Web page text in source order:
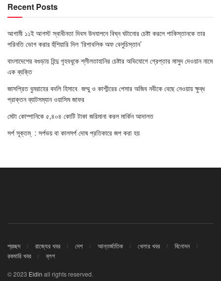
Recent Posts
আগামী ১১ই আগস্ট স্বাধীনতা দিবস উদযাপনে বিঘ্ন ঘটানোর চেষ্টা করলে পাকিস্তানকে তার
পরিনতি ভোগ করার হুঁশিয়ারি দিল ‘রিপাবলিক অফ বেলুচিস্তান’
বাংলাদেশের বগুড়ায় হিন্দু গৃহবধূকে শ্লীলতাহানির চেষ্টার অভিযোগে গ্রেপ্তার মাসুদ দেওয়ান নামে
এক ব্যক্তি
জাসপ্রিত বুমরাহের বদলি হিসাবে জম্মু ও কাশ্মীরের পেসার অজিব নবীকে বেছে নেওয়ায় ক্ষুব্ধ
প্রাক্তন ব্যাটসম্যান ওয়াসিম জাফর
মেটা কোম্পানিকে ৫,৪০৪ কোটি টাকা জরিমানা করল মার্কিন আদালত
সর্প সূক্তম্ : সর্পভয় বা কালসর্প দোষ প্রতিকারে জপ করা হয়
প্রচ্ছদ রাজ্যের খবর দেশ আন্তর্জাতিক খেলার খবর
বিনোদন
রকমারি খবর
ব্লগ
© 2023 Eidin all rights reserved.